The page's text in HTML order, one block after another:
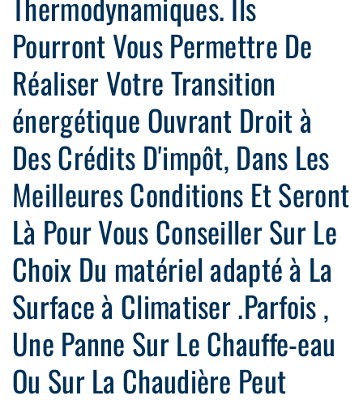
Pourront Vous Permettre De
Réaliser Votre Transition
énergétique Ouvrant Droit à
Des Crédits D'impôt, Dans Les
Meilleures Conditions Et Seront
Là Pour Vous Conseiller Sur Le
Choix Du matériel adapté à La
Surface à Climatiser .Parfois ,
Une Panne Sur Le Chauffe-eau
Ou Sur La Chaudière Peut